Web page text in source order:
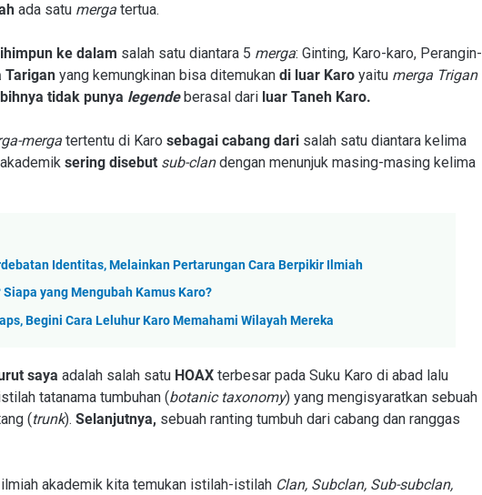
ada satu merga tertua.
ke dalam salah satu diantara 5 merga: Ginting, Karo-karo, Perangin-
Tarigan yang kemungkinan bisa ditemukan di luar Karo yaitu merga Trigan
tidak punya legendeberasal dari luar Taneh Karo.
merga tertentu di Karo sebagai cabang dari salah satu diantara kelima
sering disebut sub-clandengan menunjuk masing-masing kelima
Identitas, Melainkan Pertarungan Cara Berpikir Ilmiah
yang Mengubah Kamus Karo?
Begini Cara Leluhur Karo Memahami Wilayah Mereka
saya adalah salah satu HOAX terbesar pada Suku Karo di abad lalu
tatanama tumbuhan (botanic taxonomy) yang mengisyaratkan sebuah
(trunk). Selanjutnya, sebuah ranting tumbuh dari cabang dan ranggas
akademik kita temukan istilah-istilah Clan, Subclan, Sub-subclan,